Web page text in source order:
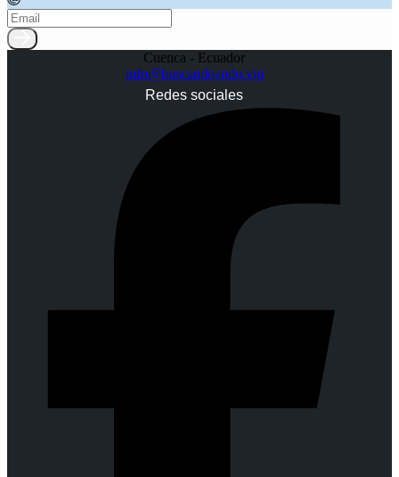
Cuenca - Ecuador
info@buscandoando.vip
Redes sociales